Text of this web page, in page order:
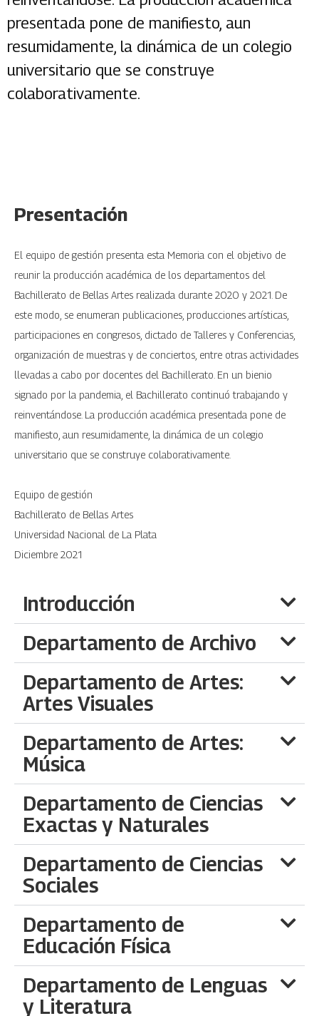
presentada pone de manifiesto, aun
resumidamente, la dinámica de un colegio
universitario que se construye
colaborativamente.
Presentación
El equipo de gestión presenta esta Memoria con el objetivo de
reunir la producción académica de los departamentos del
Bachillerato de Bellas Artes realizada durante 2020 y 2021. De
este modo, se enumeran publicaciones, producciones artísticas,
participaciones en congresos, dictado de Talleres y Conferencias,
organización de muestras y de conciertos, entre otras actividades
llevadas a cabo por docentes del Bachillerato. En un bienio
signado por la pandemia, el Bachillerato continuó trabajando y
reinventándose. La producción académica presentada pone de
manifiesto, aun resumidamente, la dinámica de un colegio
universitario que se construye colaborativamente.
Equipo de gestión
Bachillerato de Bellas Artes
Universidad Nacional de La Plata
Diciembre 2021
Introducción
Departamento de Archivo
Departamento de Artes:
Artes Visuales
Departamento de Artes:
Música
Departamento de Ciencias
Exactas y Naturales
Departamento de Ciencias
Sociales
Departamento de
Educación Física
Departamento de Lenguas
y Literatura